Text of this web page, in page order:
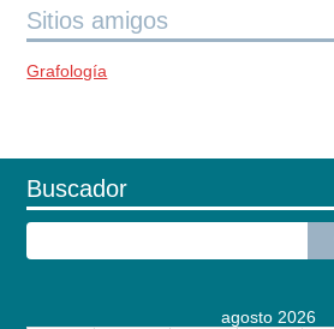
Sitios amigos
Grafología
Buscador
agosto 2026